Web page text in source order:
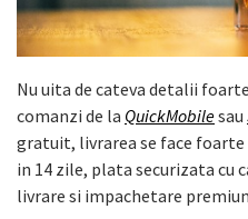
Nu uita de cateva detalii
comanzi de la QuickMobilesau
gratuit, livrarea se face foarte
in 14 zile, plata securizata cu
livrare si impachetare